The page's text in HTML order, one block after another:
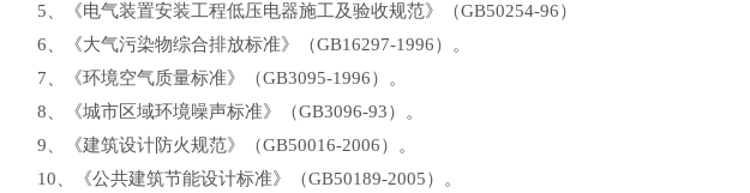
5、《电气装置安装工程低压电器施工及验收规范》（GB50254-96）
6、《大气污染物综合排放标准》（GB16297-1996）。
7、《环境空气质量标准》（GB3095-1996）。
8、《城市区域环境噪声标准》（GB3096-93）。
9、《建筑设计防火规范》（GB50016-2006）。
10、《公共建筑节能设计标准》（GB50189-2005）。